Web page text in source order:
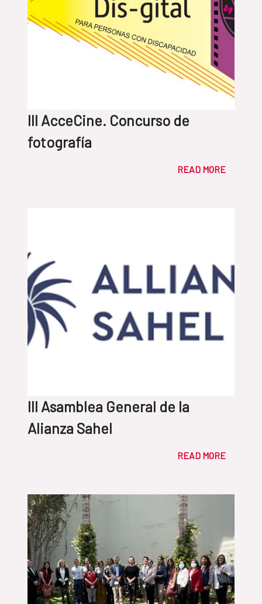
III AcceCine. Concurso de
fotografía
READ MORE
III Asamblea General de la
Alianza Sahel
READ MORE